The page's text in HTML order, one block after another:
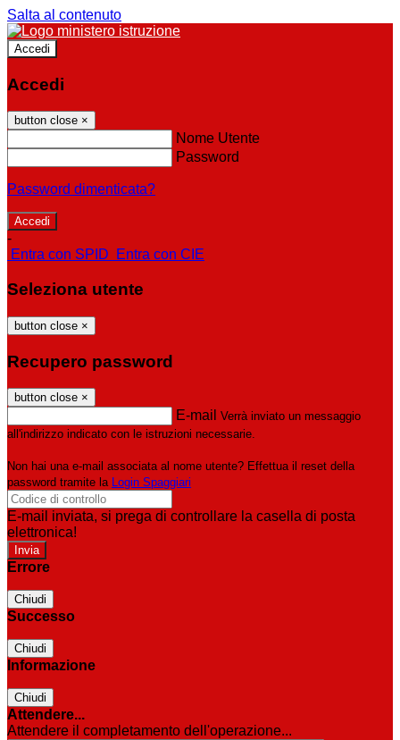
Salta al contenuto
Accedi
Accedi
button close ×
Nome Utente
Password
Password dimenticata?
-
Entra con SPID
Entra con CIE
Seleziona utente
button close ×
Recupero password
button close ×
E-mail Verrà inviato un messaggio
all'indirizzo indicato con le istruzioni necessarie.
Non hai una e-mail associata al nome utente? Effettua il reset della
password tramite la Login Spaggiari
E-mail inviata, si prega di controllare la casella di posta
elettronica!
Errore
Chiudi
Successo
Chiudi
Informazione
Chiudi
Attendere...
Attendere il completamento dell'operazione...